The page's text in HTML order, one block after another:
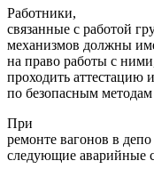
Работники,
связанные с работой
механизмов должны
на право работы с
проходить аттестацию
по безопасным
При
ремонте вагонов в
следующие аварийные